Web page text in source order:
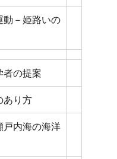
動－姫路いの
者の提案
あり方
戸内海の海洋